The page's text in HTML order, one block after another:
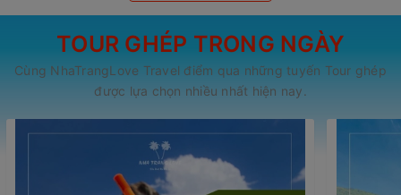
TOUR GHÉP TRONG NGÀY
Cùng NhaTrangLove Travel điểm qua những tuyến Tour ghép
được lựa chọn nhiều nhất hiện nay.